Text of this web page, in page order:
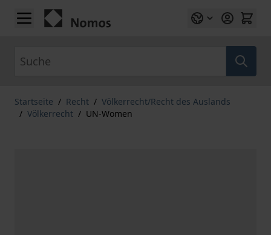
Zum Inhalt springen
Startseite / Recht / Völkerrecht/Recht des Auslands
/ Völkerrecht / UN-Women